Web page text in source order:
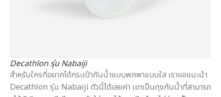
Decathlon รุ่น Nabaiji
สำหรับใครที่อยากได้กระเป๋ากันน้ำแบบพกพาแบบใส เราขอแนะนำ
Decathlon รุ่น Nabaiji ตัวนี้ได้เลยค่า เขาเป็นถุงกันน้ำที่สามารถ